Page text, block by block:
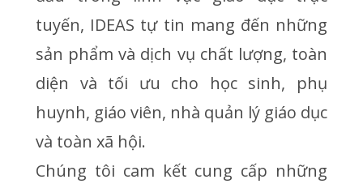
tuyến, IDEAS tự tin mang đến những
sản phẩm và dịch vụ chất lượng, toàn
diện và tối ưu cho học sinh, phụ
huynh, giáo viên, nhà quản lý giáo dục
và toàn xã hội.
Chúng tôi cam kết cung cấp những